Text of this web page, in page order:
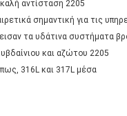
αντίσταση 2205
σημαντική για τις
τα υδάτινα συστήματα
και αζώτου 2205
316L και 317L μέσα